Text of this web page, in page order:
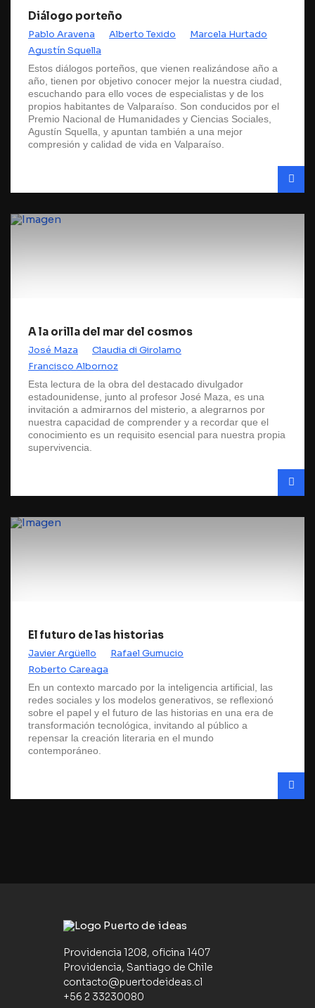
Diálogo porteño
Pablo Aravena Alberto Texido
Marcela Hurtado
Agustín Squella
Estos diálogos porteños, que vienen realizándose año a
año, tienen por objetivo conocer mejor la nuestra ciudad,
escuchando para ello voces de especialistas y de los
propios habitantes de Valparaíso. Son conducidos por el
Premio Nacional de Humanidades y Ciencias Sociales,
Agustín Squella, y apuntan también a una mejor
compresión y calidad de vida en Valparaíso.
A la orilla del mar del cosmos
José Maza
Claudia di Girolamo
Francisco Albornoz
Esta lectura de la obra del destacado divulgador
estadounidense, junto al profesor José Maza, es una
invitación a admirarnos del misterio, a alegrarnos por
nuestra capacidad de comprender y a recordar que el
conocimiento es un requisito esencial para nuestra propia
supervivencia.
El futuro de las historias
Javier Argüello
Rafael Gumucio
Roberto Careaga
En un contexto marcado por la inteligencia artificial, las
redes sociales y los modelos generativos, se reflexionó
sobre el papel y el futuro de las historias en una era de
transformación tecnológica, invitando al público a
repensar la creación literaria en el mundo
contemporáneo.
Providencia 1208, oficina 1407
Providencia, Santiago de Chile
contacto@puertodeideas.cl
+56 2 33230080